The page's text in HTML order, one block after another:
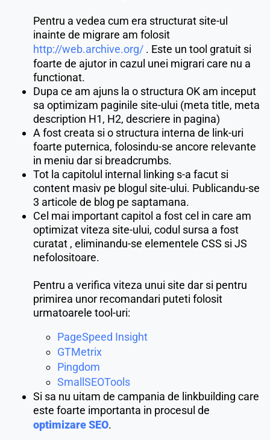
Pentru a vedea cum era structurat site-ul
inainte de migrare am folosit
http://web.archive.org/ . Este un tool gratuit si
foarte de ajutor in cazul unei migrari care nu a
functionat.
Dupa ce am ajuns la o structura OK am inceput
sa optimizam paginile site-ului (meta title, meta
description H1, H2, descriere in pagina)
A fost creata si o structura interna de link-uri
foarte puternica, folosindu-se ancore relevante
in meniu dar si breadcrumbs.
Tot la capitolul internal linking s-a facut si
content masiv pe blogul site-ului. Publicandu-se
3 articole de blog pe saptamana.
Cel mai important capitol a fost cel in care am
optimizat viteza site-ului, codul sursa a fost
curatat , eliminandu-se elementele CSS si JS
nefolositoare.
Pentru a verifica viteza unui site dar si pentru
primirea unor recomandari puteti folosit
urmatoarele tool-uri:
PageSpeed Insight
GTMetrix
Pingdom
SmallSEOTools
Si sa nu uitam de campania de linkbuilding care
este foarte importanta in procesul de
optimizare SEO.